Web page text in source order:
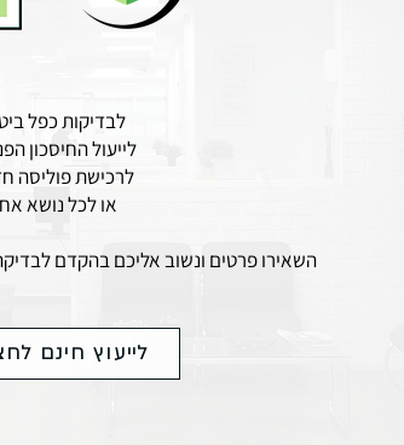
לבדיקות כפל
לייעול החיסכון
לרכישת פוליסה
או לכל נושא
השאירו פרטים ונשוב אליכם בהקדם
לייעוץ חינם